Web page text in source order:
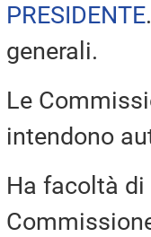
PRESIDENTE
generali.
Le
intendono
Ha facoltà